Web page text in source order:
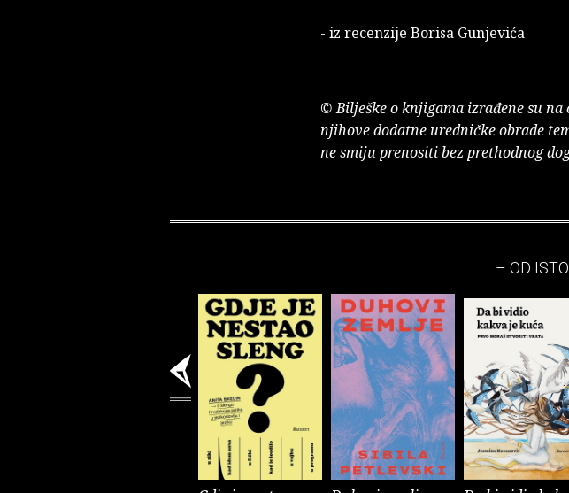
- iz recenzije Borisa Gunjevića
© Bilješke o knjigama izrađene su
njihove dodatne uredničke obrade
ne smiju prenositi bez prethodnog
– OD